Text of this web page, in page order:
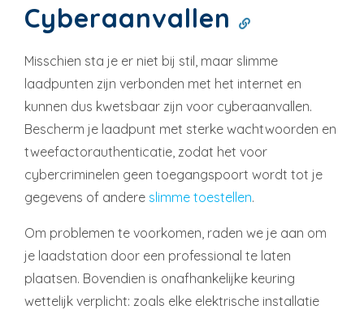
Cyberaanvallen
Misschien sta je er niet bij stil, maar slimme
laadpunten zijn verbonden met het internet en
kunnen dus kwetsbaar zijn voor cyberaanvallen.
Bescherm je laadpunt met sterke wachtwoorden en
tweefactorauthenticatie, zodat het voor
cybercriminelen geen toegangspoort wordt tot je
gegevens of andere slimme toestellen.
Om problemen te voorkomen, raden we je aan om
je laadstation door een professional te laten
plaatsen. Bovendien is onafhankelijke keuring
wettelijk verplicht: zoals elke elektrische installatie